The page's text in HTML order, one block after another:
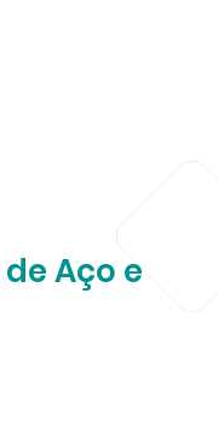
Aço e